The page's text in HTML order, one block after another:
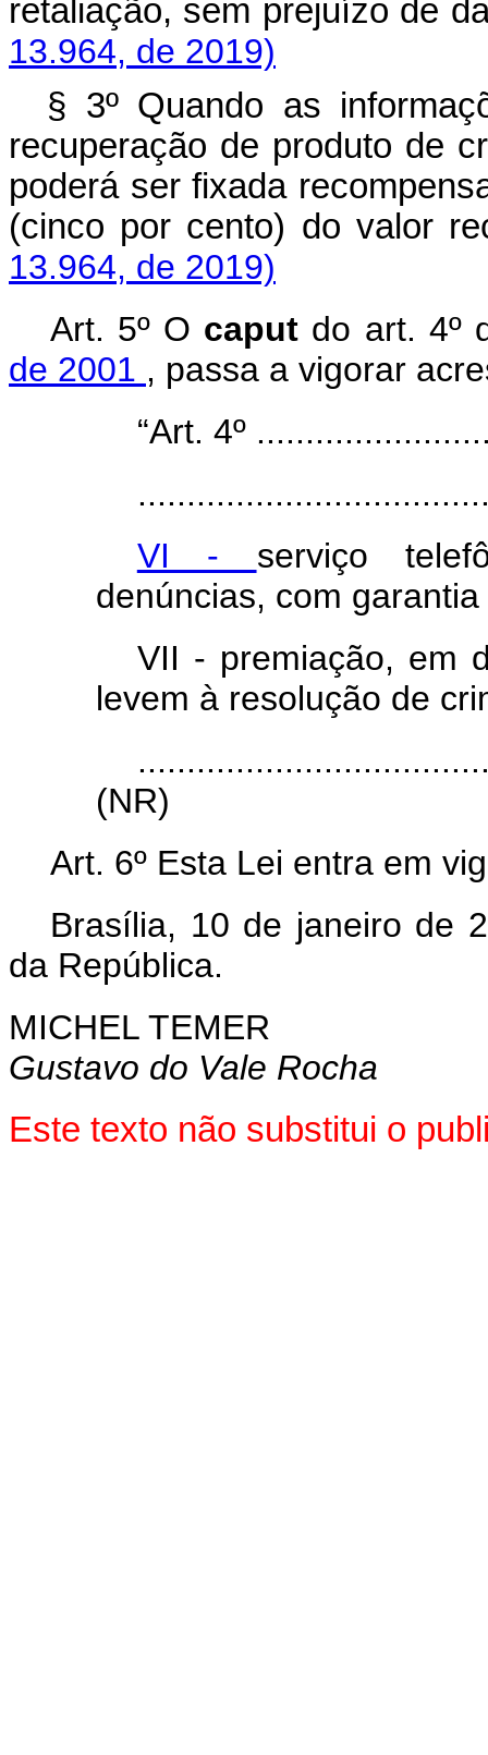
retaliação, sem prejuízo
13.964, de 2019)
§ 3º Quando as
recuperação de produto de
poderá ser fixada
(cinco por cento) do
13.964, de 2019)
Art. 5º O caput do art. 4º
de 2001 , passa a vigorar
“Art. 4º
VI - serviço
denúncias, com
VII - premiação, em
levem à resolução de
(NR)
Art. 6º Esta Lei entra em
Brasília, 10 de janeiro de
da República.
MICHEL TEMER
Gustavo do Vale Rocha
Este texto não substitui o